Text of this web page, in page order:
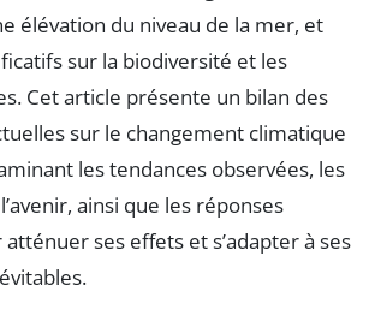
élévation du niveau de la mer, et
sur la biodiversité et les
Cet article présente un bilan des
sur le changement climatique
les tendances observées, les
ainsi que les réponses
ses effets et s’adapter à ses